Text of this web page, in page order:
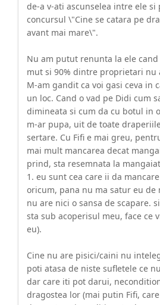
de-a v-ati ascunselea intre ele si
concursul \"Cine se catara pe
avant mai mare\".
Nu am putut renunta la ele
mut si 90% dintre proprietari nu
M-am gandit ca voi gasi ceva in
un loc. Cand o vad pe Didi cum
dimineata si cum da cu botul in
m-ar pupa, uit de toate
sertare. Cu Fifi e mai greu,
mai mult mancarea decat
prind, sta resemnata la
1. eu sunt cea care ii da
oricum, pana nu ma satur eu de
nu are nici o sansa de scapare.
sta sub acoperisul meu, face ce
eu).
Cine nu are pisici/caini nu
poti atasa de niste sufletele ce
dar care iti pot darui,
dragostea lor (mai putin Fifi,